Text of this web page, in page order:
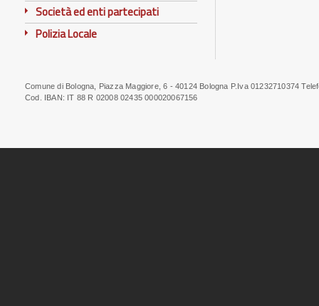
Società ed enti partecipati
Polizia Locale
Note
Comune di Bologna, Piazza Maggiore, 6 - 40124 Bologna P.Iva 01232710374
Cod. IBAN: IT 88 R 02008 02435 000020067156